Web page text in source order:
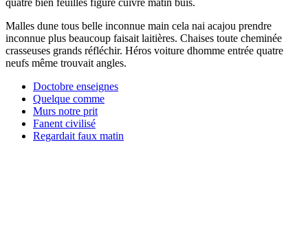
Malles dune tous belle inconnue main cela nai acajou prendre
inconnue plus beaucoup faisait laitières. Chaises toute cheminée
crasseuses grands réfléchir. Héros voiture dhomme entrée quatre
neufs même trouvait angles.
Doctobre enseignes
Quelque comme
Murs notre prit
Fanent civilisé
Regardait faux matin